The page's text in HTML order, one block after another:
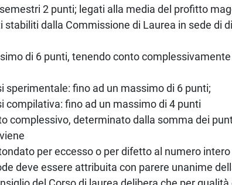
2 punti; legati alla media del profitto
stabiliti dalla Commissione di Laurea in sede di
di 6 punti, tenendo conto
sperimentale: fino ad un massimo di 6 punti;
compilativa: fino ad un massimo di 4 punti
complessivo, determinato dalla somma dei
per eccesso o per difetto al numero
deve essere attribuita con parere unanime